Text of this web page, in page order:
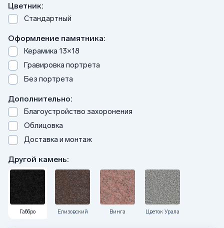
Цветник:
Стандартный
Оформление памятника:
Керамика 13×18
Гравировка портрета
Без портрета
Дополнительно:
Благоустройство захоронения
Облицовка
Доставка и монтаж
Другой камень:
Габбро Елизовский Винга Цветок Урала